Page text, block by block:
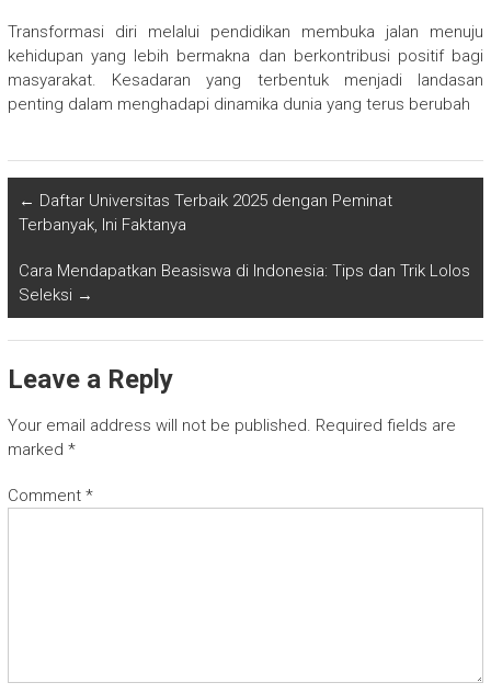
Transformasi diri melalui pendidikan membuka jalan menuju
kehidupan yang lebih bermakna dan berkontribusi positif bagi
masyarakat. Kesadaran yang terbentuk menjadi landasan
penting dalam menghadapi dinamika dunia yang terus berubah
← Daftar Universitas Terbaik 2025 dengan Peminat
Terbanyak, Ini Faktanya
Cara Mendapatkan Beasiswa di Indonesia: Tips dan Trik Lolos
Seleksi →
Leave a Reply
Your email address will not be published. Required fields are
marked *
Comment *